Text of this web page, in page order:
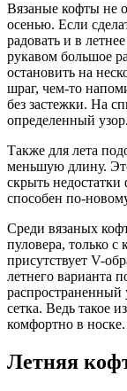
Вязаные кофты не
осенью. Если
радовать и в
рукавом большое
остановить на
шраг, чем-то
без застежки. На
определенный
Также для лета
меньшую длину.
скрыть
способен по-
Среди вязаных
пуловера, только
присутствует V-
летнего варианта
распространенный
сетка. Ведь такое
комфортно в носке.
Летняя